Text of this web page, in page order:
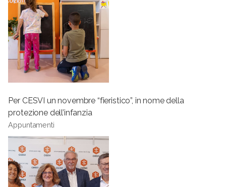
Per CESVI un novembre “fieristico”, in nome della
protezione dell’infanzia
Appuntamenti